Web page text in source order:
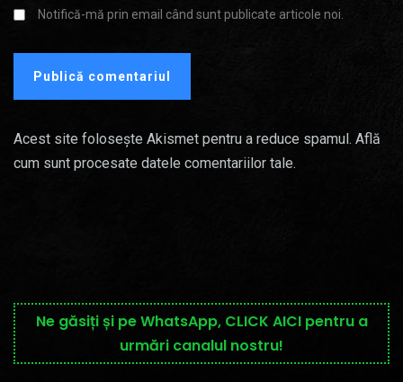
Notifică-mă prin email când sunt publicate articole noi.
Acest site folosește Akismet pentru a reduce spamul. Află
cum sunt procesate datele comentariilor tale.
Ne găsiți și pe WhatsApp, CLICK AICI pentru a
urmări canalul nostru!